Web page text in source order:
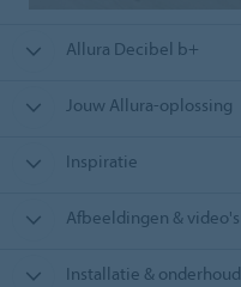
Allura Decibel b+
Jouw Allura-oplossing
Inspiratie
Afbeeldingen & video's
Installatie & onderhoud